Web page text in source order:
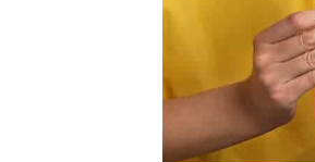
Een brace maakt spieren
zwakker – Feit of Fabel?